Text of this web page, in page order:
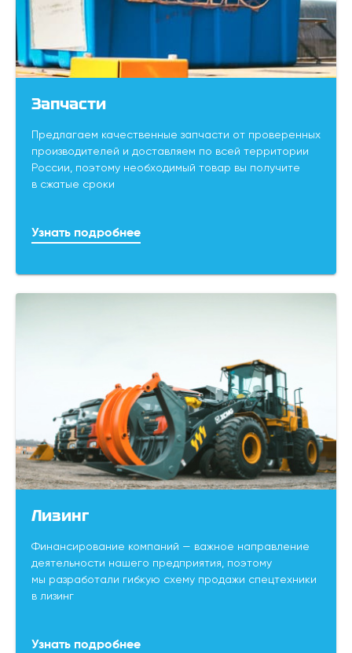
Запчасти
Предлагаем качественные запчасти от проверенных
производителей и доставляем по всей территории
России, поэтому необходимый товар вы получите
в сжатые сроки
Узнать подробнее
Лизинг
Финансирование компаний — важное направление
деятельности нашего предприятия, поэтому
мы разработали гибкую схему продажи спецтехники
в лизинг
Узнать подробнее